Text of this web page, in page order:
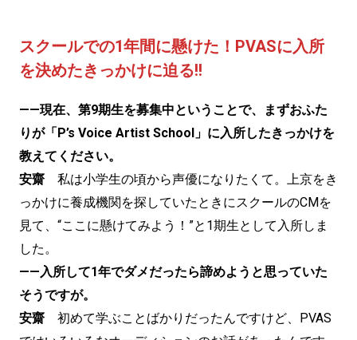
スクールでの1年間に懸けた！PVASに入所
を決めたきっかけに迫る!!
——現在、第9期生を募集中ということで、まずおふた
りが「P’s Voice Artist School」に入所したきっかけを
教えてください。
安齋 私は小学生の頃から声優になりたくて。上京をき
っかけに養成機関を探していたときにスクールのCMを
見て、“ここに懸けてみよう！”と1期生として入所しま
した。
——入所して1年でダメだったら諦めようと思っていた
そうですが。
安齋 初めて学ぶことばかりだったんですけど、PVAS